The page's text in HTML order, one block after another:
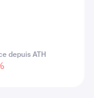
depuis ATH